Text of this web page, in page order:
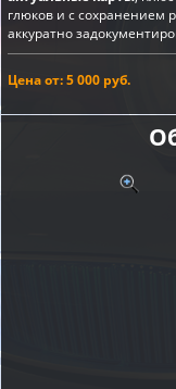
глюков и с сохранением
аккуратно
Цена от: 5 000 руб.